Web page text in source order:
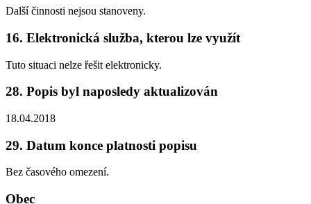
Další činnosti nejsou stanoveny.
16. Elektronická služba, kterou lze využít
Tuto situaci nelze řešit elektronicky.
28. Popis byl naposledy aktualizován
18.04.2018
29. Datum konce platnosti popisu
Bez časového omezení.
Obec